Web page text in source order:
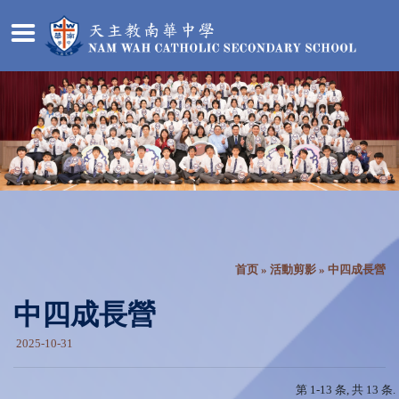
首页 » 活動剪影 » 中四成長營
中四成長營
2025-10-31
第 1-13 条, 共 13 条.